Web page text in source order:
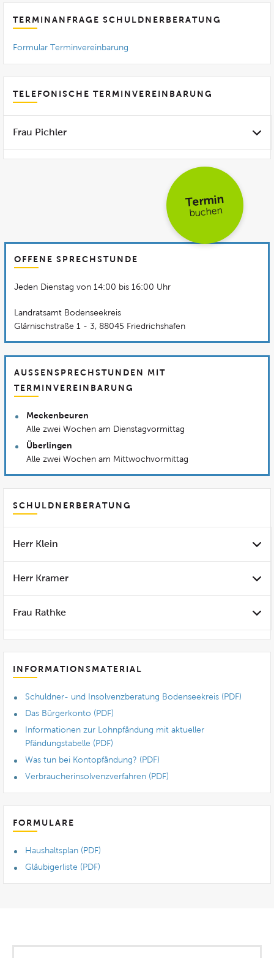
TERMINANFRAGE SCHULDNERBERATUNG
Formular Terminvereinbarung
TELEFONISCHE TERMINVEREINBARUNG
Frau Pichler
Termin
buchen
OFFENE SPRECHSTUNDE
Jeden Dienstag von 14:00 bis 16:00 Uhr
Landratsamt Bodenseekreis
Glärnischstraße 1 - 3, 88045 Friedrichshafen
AUSSENSPRECHSTUNDEN MIT T
ERMINVEREINBARUNG
Meckenbeuren
Alle zwei Wochen am Dienstagvormittag
Überlingen
Alle zwei Wochen am Mittwochvormittag
SCHULDNERBERATUNG
Herr Klein
Herr Kramer
Frau Rathke
INFORMATIONSMATERIAL
Schuldner- und Insolvenzberatung Bodenseekreis (PDF)
Das Bürgerkonto (PDF)
Informationen zur Lohnpfändung mit aktueller
Pfändungstabelle (PDF)
Was tun bei Kontopfändung? (PDF)
Verbraucherinsolvenzverfahren (PDF)
FORMULARE
Haushaltsplan (PDF)
Gläubigerliste (PDF)